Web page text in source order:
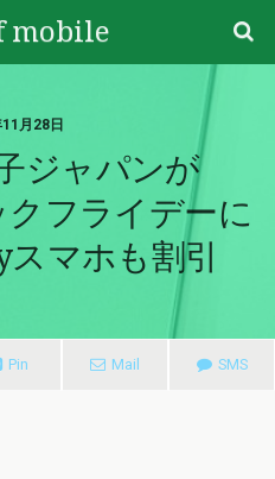
mobile
月28日
ジャパンが
フライデーに
マホも割引
Pin Mail SMS